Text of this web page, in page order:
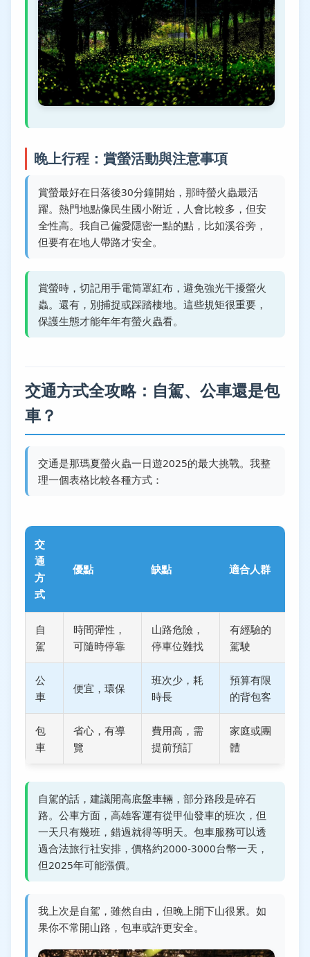
晚上行程：賞螢活動與注意事項
賞螢最好在日落後30分鐘開始，那時螢火蟲最活
躍。熱門地點像民生國小附近，人會比較多，但安
全性高。我自己偏愛隱密一點的點，比如溪谷旁，
但要有在地人帶路才安全。
賞螢時，切記用手電筒罩紅布，避免強光干擾螢火
蟲。還有，別捕捉或踩踏棲地。這些規矩很重要，
保護生態才能年年有螢火蟲看。
交通方式全攻略：自駕、公車還是包
車？
交通是那瑪夏螢火蟲一日遊2025的最大挑戰。我整
理一個表格比較各種方式：
交
通
方
式
優點 缺點 適合人群
自
駕
時間彈性，
可隨時停靠
山路危險，
停車位難找
有經驗的
駕駛
公
車
便宜，環保
班次少，耗
時長
預算有限
的背包客
包
車
省心，有導
覽
費用高，需
提前預訂
家庭或團
體
自駕的話，建議開高底盤車輛，部分路段是碎石
路。公車方面，高雄客運有從甲仙發車的班次，但
一天只有幾班，錯過就得等明天。包車服務可以透
過合法旅行社安排，價格約2000-3000台幣一天，
但2025年可能漲價。
我上次是自駕，雖然自由，但晚上開下山很累。如
果你不常開山路，包車或許更安全。